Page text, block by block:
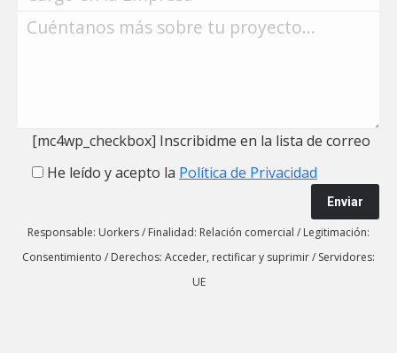
[mc4wp_checkbox] Inscribidme en la lista de correo
He leído y acepto la Política de Privacidad
Responsable: Uorkers/ Finalidad: Relación comercial / Legitimación:
Consentimiento / Derechos: Acceder, rectificar y suprimir/ Servidores:
UE